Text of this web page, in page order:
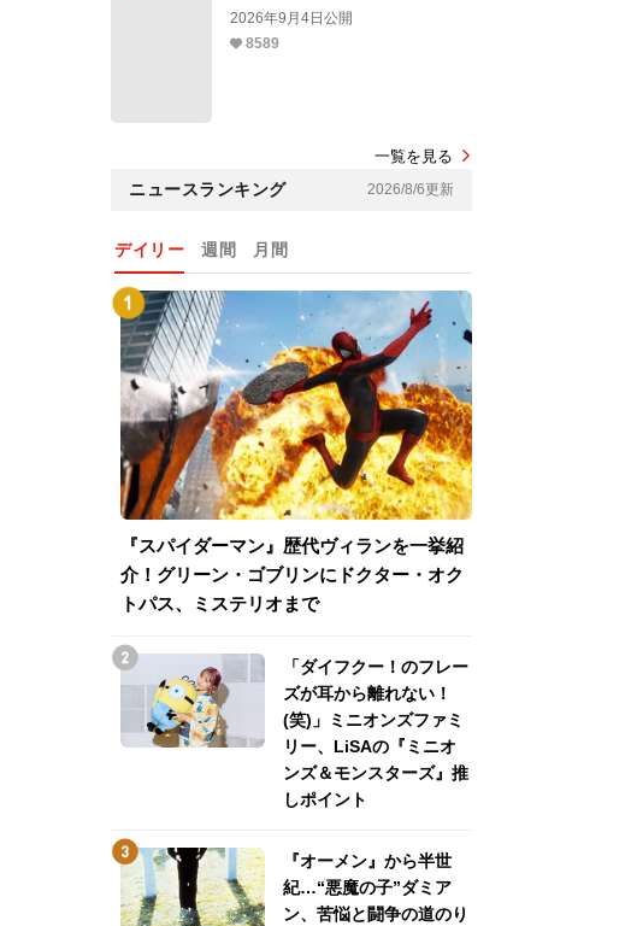
2026年9月4日公開
8589
一覧を見る
ニュースランキング 2026/8/6更新
デイリー 週間 月間
『スパイダーマン』歴代ヴィランを一挙紹
介！グリーン・ゴブリンにドクター・オク
トパス、ミステリオまで
「ダイフクー！のフレー
ズが耳から離れない！
(笑)」ミニオンズファミ
リー、LiSAの『ミニオ
ンズ＆モンスターズ』推
しポイント
『オーメン』から半世
紀…“悪魔の子”ダミア
ン、苦悩と闘争の道のり